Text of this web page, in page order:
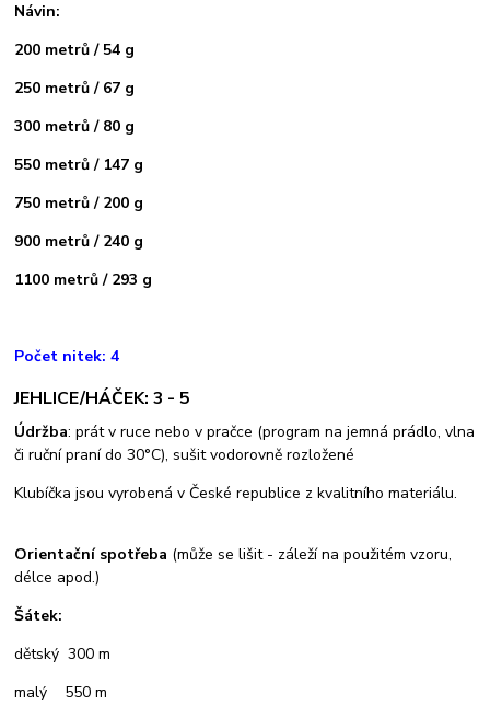
Návin:
200 metrů / 54 g
250 metrů / 67 g
300 metrů / 80 g
550 metrů / 147 g
750 metrů / 200 g
900 metrů / 240 g
1100 metrů / 293 g
Počet nitek: 4
JEHLICE/HÁČEK: 3 - 5
Údržba: prát v ruce nebo v pračce (program na jemná prádlo, vlna
či ruční praní do 30°C), sušit vodorovně rozložené
Klubíčka jsou vyrobená v České republice z kvalitního materiálu.
Orientační spotřeba (může se lišit - záleží na použitém vzoru,
délce apod.)
Šátek:
dětský 300 m
malý 550 m